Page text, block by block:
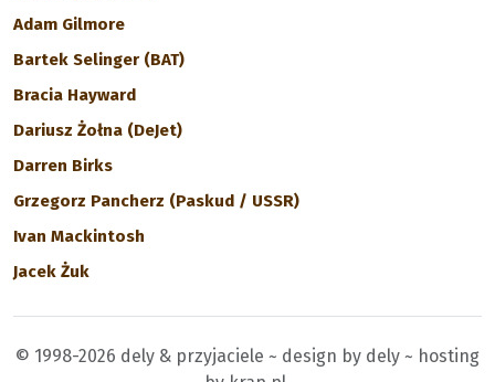
Adam Gilmore
Bartek Selinger (BAT)
Bracia Hayward
Dariusz Żołna (DeJet)
Darren Birks
Grzegorz Pancherz (Paskud / USSR)
Ivan Mackintosh
Jacek Żuk
© 1998-2026 dely & przyjaciele ~ design by dely ~ hosting